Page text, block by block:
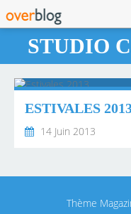
STUDIO
ESTIVALES
14 Juin 2013
Thème